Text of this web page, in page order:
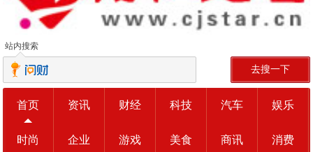
站内搜索
去搜一下
首页 资讯 财经 科技 汽车 娱乐
时尚 企业 游戏 美食 商讯 消费